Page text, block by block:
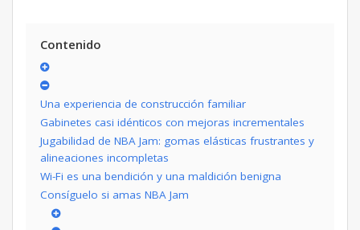
Contenido
Una experiencia de construcción familiar
Gabinetes casi idénticos con mejoras incrementales
Jugabilidad de NBA Jam: gomas elásticas frustrantes y
alineaciones incompletas
Wi-Fi es una bendición y una maldición benigna
Consíguelo si amas NBA Jam